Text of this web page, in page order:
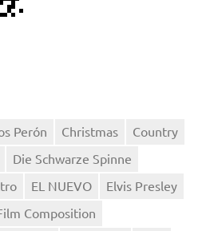
Perón Christmas
Country
Die Schwarze Spinne
EL NUEVO
Elvis Presley
Composition